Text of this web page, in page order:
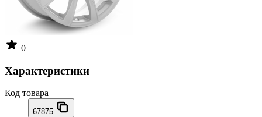
0
Характеристики
Код товара
67875